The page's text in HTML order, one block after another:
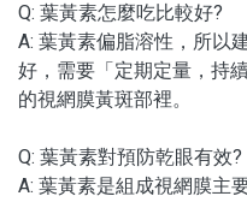
Q: 葉黃素怎麼吃比較好?
A: 葉黃素偏脂溶性，所以
好，需要「定期定量，持
的視網膜黃斑部裡。
Q: 葉黃素對預防乾眼有效?
A: 葉黃素是組成視網膜主